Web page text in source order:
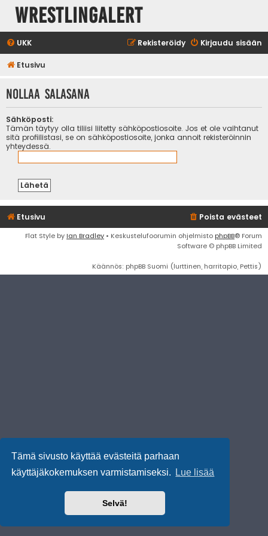
Tämä sivusto käyttää evästeitä parhaan
käyttäjäkokemuksen varmistamiseksi.
Lue lisää
Selvä!
WrestlingAlert
UKK Kirjaudu sisään
Rekisteröidy
Etusivu
Nollaa salasana
Sähköposti:
Tämän täytyy olla tiliisi liitetty sähköpostiosoite. Jos et ole vaihtanut
sitä profiilistasi, se on sähköpostiosoite, jonka annoit rekisteröinnin
yhteydessä.
Etusivu Poista evästeet
Flat Style by Ian Bradley • Keskustelufoorumin ohjelmisto phpBB® Forum
Software © phpBB Limited
Käännös: phpBB Suomi (lurttinen, harritapio, Pettis)